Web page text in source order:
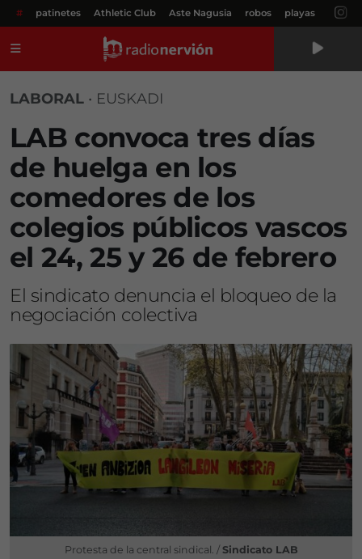
# patinetes Athletic Club Aste Nagusia robos playas
LABORAL • EUSKADI
LAB convoca tres días
de huelga en los
comedores de los
colegios públicos vascos
el 24, 25 y 26 de febrero
El sindicato denuncia el bloqueo de la
negociación colectiva
Protesta de la central sindical. / Sindicato LAB